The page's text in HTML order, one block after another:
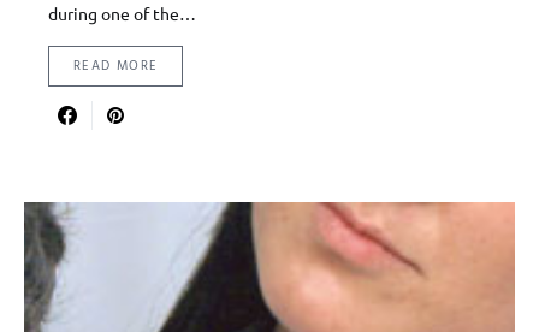
during one of the…
READ MORE